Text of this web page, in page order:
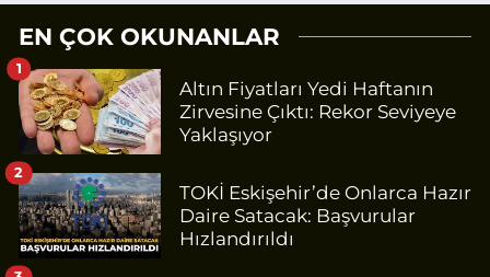
EN ÇOK OKUNANLAR
Altın Fiyatları Yedi Haftanın
Zirvesine Çıktı: Rekor Seviyeye
Yaklaşıyor
1
TOKİ Eskişehir’de Onlarca Hazır
Daire Satacak: Başvurular
Hızlandırıldı
2